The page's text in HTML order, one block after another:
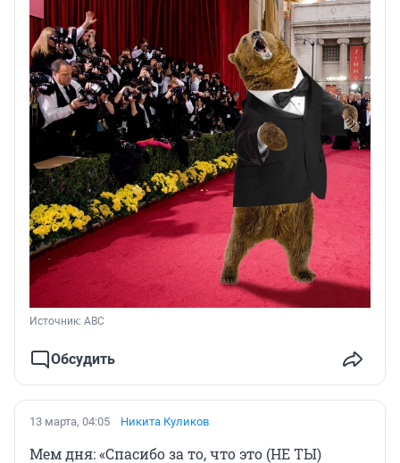
Источник: ABC
Обсудить
13 марта, 04:05 Никита Куликов
Мем дня: «Спасибо за то, что это (НЕ ТЫ)